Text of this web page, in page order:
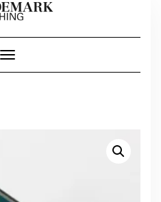
Toggle Navigation